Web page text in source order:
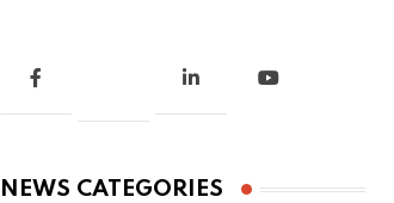
NEWS CATEGORIES